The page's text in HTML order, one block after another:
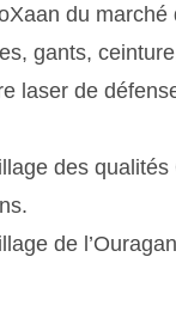
du
gants,
laser de
des
de